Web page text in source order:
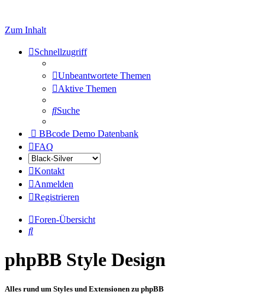
Zum Inhalt
Schnellzugriff
Unbeantwortete Themen
Aktive Themen
Suche
BBcode Demo Datenbank
FAQ
Kontakt
Anmelden
Registrieren
Foren-Übersicht
Suche
phpBB Style Design
Alles rund um Styles und Extensionen zu phpBB